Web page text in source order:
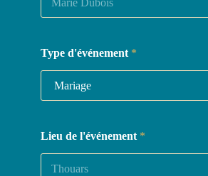
Type d'événement *
Lieu de l'événement *